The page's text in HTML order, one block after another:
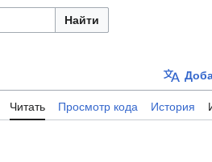
Найти
Читать Просмотр кода История